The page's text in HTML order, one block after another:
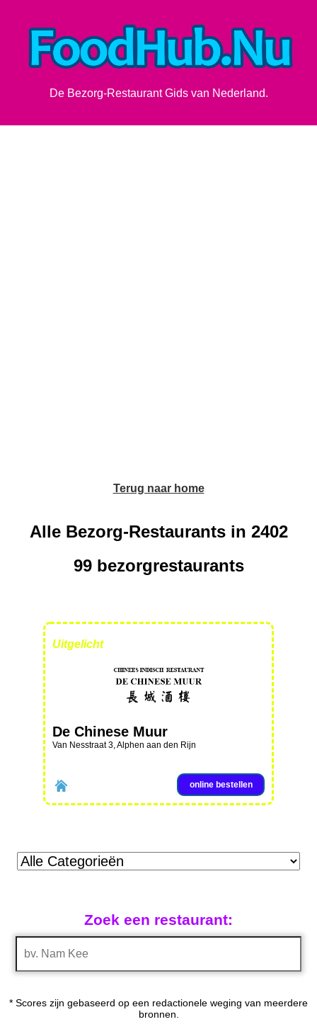
De Bezorg-Restaurant Gids van Nederland.
Terug naar home
Alle Bezorg-Restaurants in 2402
99 bezorgrestaurants
Uitgelicht
De Chinese Muur
Van Nesstraat 3, Alphen aan den Rijn
online bestellen
Zoek een restaurant:
* Scores zijn gebaseerd op een redactionele weging van meerdere
bronnen.